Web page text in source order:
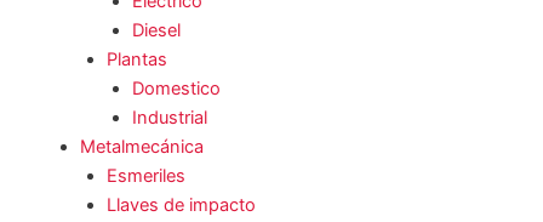
Diesel
Plantas
Domestico
Industrial
Metalmecánica
Esmeriles
Llaves de impacto